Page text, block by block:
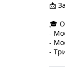
📩
🎓
-
-
-